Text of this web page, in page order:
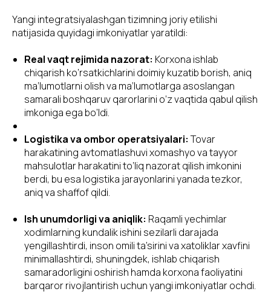
Yangi integratsiyalashgan tizimning joriy etilishi
natijasida quyidagi imkoniyatlar yaratildi:
Real vaqt rejimida nazorat: Korxona ishlab
chiqarish ko‘rsatkichlarini doimiy kuzatib borish, aniq
ma’lumotlarni olish va ma’lumotlarga asoslangan
samarali boshqaruv qarorlarini o‘z vaqtida qabul qilish
imkoniga ega bo‘ldi.
Logistika va ombor operatsiyalari:Tovar
harakatining avtomatlashuvi xomashyo va tayyor
mahsulotlar harakatini to‘liq nazorat qilish imkonini
berdi, bu esa logistika jarayonlarini yanada tezkor,
aniq va shaffof qildi.
Ish unumdorligi va aniqlik: Raqamli yechimlar
xodimlarning kundalik ishini sezilarli darajada
yengillashtirdi, inson omili ta’sirini va xatoliklar xavfini
minimallashtirdi, shuningdek, ishlab chiqarish
samaradorligini oshirish hamda korxona faoliyatini
barqaror rivojlantirish uchun yangi imkoniyatlar ochdi.